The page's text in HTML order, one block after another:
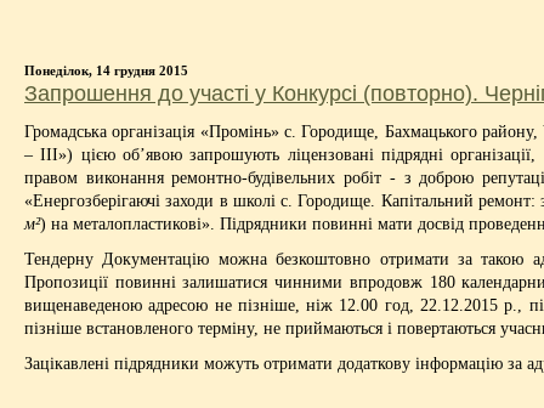
Понеділок, 14 грудня 2015
Запрошення до участі у Конкурсі (повторно).
Громадська організація «Промінь» с. Городище, Бахмацького
– ІІІ») цією об’явою запрошують ліцензовані підрядні
правом виконання ремонтно-будівельних робіт - з доброю
«Енергозберігаючі заходи в школі с. Городище. Капітальний ремонт:
м²) на металопластикові». Підрядники повинні мати досвід
Тендерну Документацію можна безкоштовно отримати за такою
Пропозиції повинні залишатися чинними впродовж 180
вищенаведеною адресою не пізніше, ніж 12.00 год, 22.12.2015 р.,
пізніше встановленого терміну, не приймаються і повертаються
Зацікавлені підрядники можуть отримати додаткову інформацію